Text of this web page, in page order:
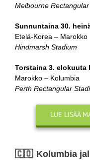
Melbourne
Sunnuntaina 30.
Etelä-Korea – Marokko
Hindmarsh Stadium
Torstaina 3. elokuuta
Marokko – Kolumbia
Perth Rectangular
LUE LISÄÄ
🇨🇴 Kolumbia